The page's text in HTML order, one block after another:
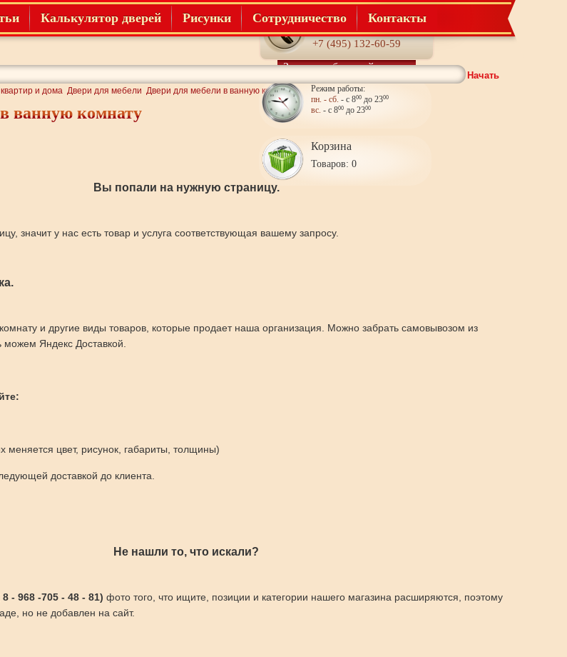
Телефон:
+7 (495) 132-60-59
Заказать обратный звонок
Режим работы:
пн. - сб. - с 800до 2300
вс. - с 800до 2300
Корзина
Товаров: 0
Калькулятор дверей Рисунки Сотрудничество Контакты
Начать
и дома Двери для мебели Двери для мебели в ванную комнату
ванную комнату
Вы попали на нужную страницу.
значит у нас есть товар и услуга соответствующая вашему запросу.
и другие виды товаров, которые продает наша организация. Можно забрать самовывозом из
Яндекс Доставкой.
меняется цвет, рисунок, габариты, толщины)
доставкой до клиента.
Не нашли то, что искали?
- 968 -705 - 48 - 81) фото того, что ищите, позиции и категории нашего магазина расширяются, поэтому
но не добавлен на сайт.